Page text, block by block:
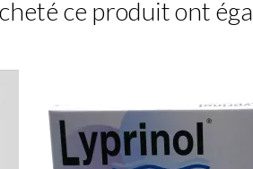
ce produit ont